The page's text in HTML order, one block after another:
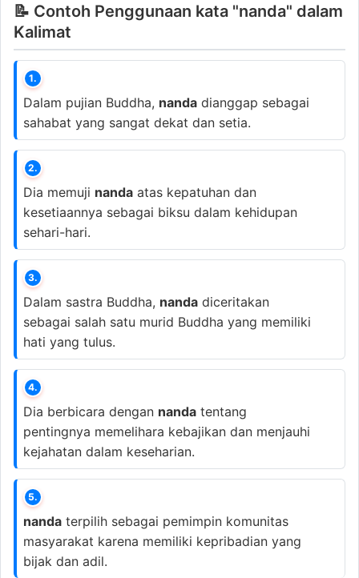
📝 Contoh Penggunaan kata "nanda" dalam
Kalimat
1.
Dalam pujian Buddha, nanda dianggap sebagai
sahabat yang sangat dekat dan setia.
2.
Dia memuji nanda atas kepatuhan dan
kesetiaannya sebagai biksu dalam kehidupan
sehari-hari.
3.
Dalam sastra Buddha, nanda diceritakan
sebagai salah satu murid Buddha yang memiliki
hati yang tulus.
4.
Dia berbicara dengan nanda tentang
pentingnya memelihara kebajikan dan menjauhi
kejahatan dalam keseharian.
5.
nanda terpilih sebagai pemimpin komunitas
masyarakat karena memiliki kepribadian yang
bijak dan adil.